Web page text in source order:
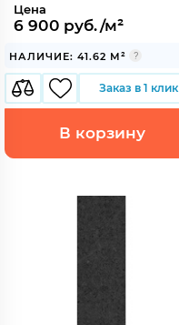
Цена
6 900 руб./м²
НАЛИЧИЕ: 41.62 М²
Заказ в 1 клик
В корзину